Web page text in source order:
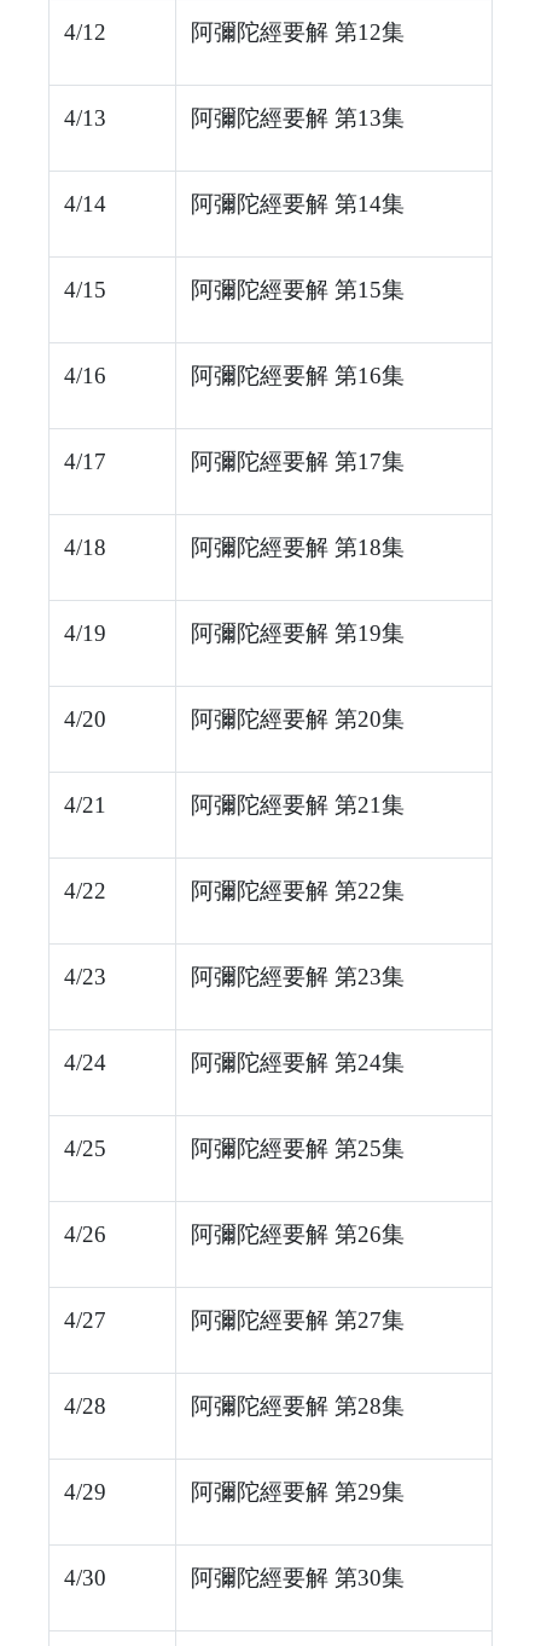
4/12 阿彌陀經要解 第12集
4/13 阿彌陀經要解 第13集
4/14 阿彌陀經要解 第14集
4/15 阿彌陀經要解 第15集
4/16 阿彌陀經要解 第16集
4/17 阿彌陀經要解 第17集
4/18 阿彌陀經要解 第18集
4/19 阿彌陀經要解 第19集
4/20 阿彌陀經要解 第20集
4/21 阿彌陀經要解 第21集
4/22 阿彌陀經要解 第22集
4/23 阿彌陀經要解 第23集
4/24 阿彌陀經要解 第24集
4/25 阿彌陀經要解 第25集
4/26 阿彌陀經要解 第26集
4/27 阿彌陀經要解 第27集
4/28 阿彌陀經要解 第28集
4/29 阿彌陀經要解 第29集
4/30 阿彌陀經要解 第30集